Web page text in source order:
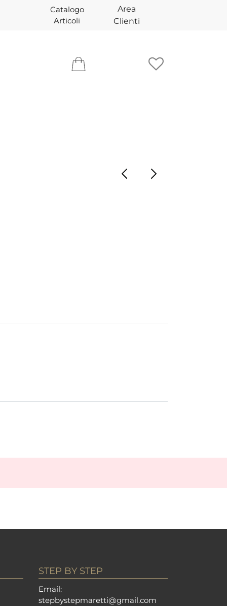
Catalogo
Articoli
Area
Clienti
STEP BY STEP
Email:
stepbystepmaretti@gmail.com